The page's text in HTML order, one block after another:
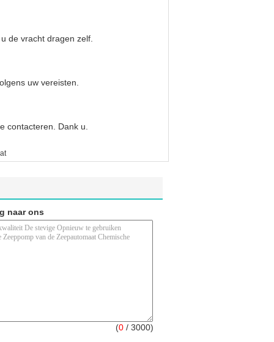
de vracht dragen zelf.
uw vereisten.
contacteren. Dank u.
naar ons
(0 / 3000)